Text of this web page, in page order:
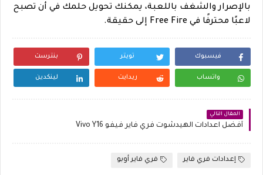
بالإصرار والشغف باللعبة، يمكنك تحويل حلمك في أن تصبح
لاعبًا محترفًا في Free Fire إلى حقيقة.
فيسبوك تويتر بنترست
واتساب ريدايت لينكدين
المقال التالي
أفضل اعدادات الهيدشوت فري فاير فيفو Vivo Y16
إعدادات فري فاير فري فاير أوبو